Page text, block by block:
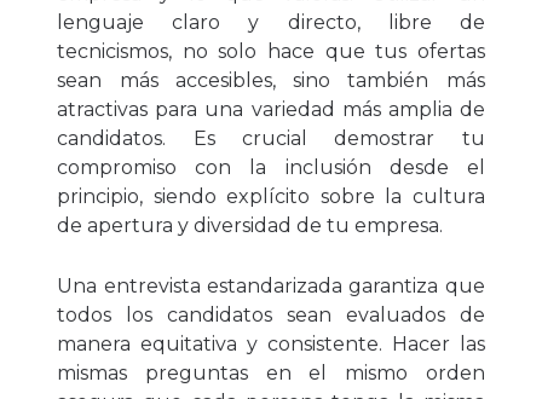
lenguaje claro y directo, libre de
tecnicismos, no solo hace que tus ofertas
sean más accesibles, sino también más
atractivas para una variedad más amplia de
candidatos. Es crucial demostrar tu
compromiso con la inclusión desde el
principio, siendo explícito sobre la cultura
de apertura y diversidad de tu empresa.
Una entrevista estandarizada garantiza que
todos los candidatos sean evaluados de
manera equitativa y consistente. Hacer las
mismas preguntas en el mismo orden